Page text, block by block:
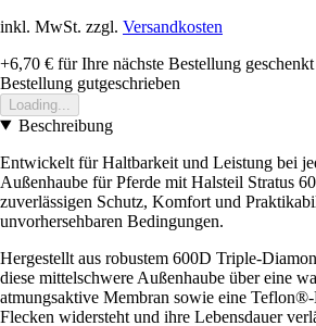
inkl. MwSt. zzgl. Versandkosten
+6,70 € für Ihre nächste Bestellung geschenkt
Bestellung gutgeschrieben
Loading...
Beschreibung
Entwickelt für Haltbarkeit und Leistung bei
Außenhaube für Pferde mit Halsteil Stratus
zuverlässigen Schutz, Komfort und
unvorhersehbaren Bedingungen.
Hergestellt aus robustem 600D Triple-
diese mittelschwere Außenhaube über eine
atmungsaktive Membran sowie eine
Flecken widersteht und ihre Lebensdauer